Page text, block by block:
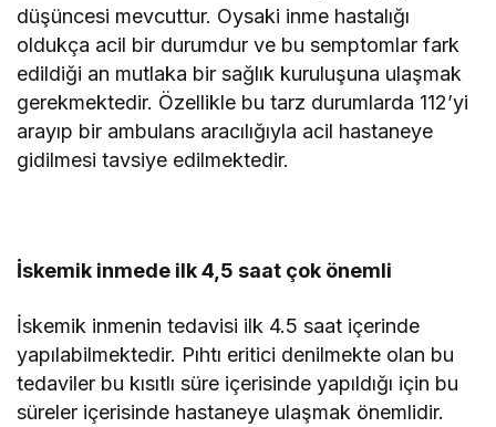
düşüncesi mevcuttur. Oysaki inme hastalığı
oldukça acil bir durumdur ve bu semptomlar fark
edildiği an mutlaka bir sağlık kuruluşuna ulaşmak
gerekmektedir. Özellikle bu tarz durumlarda 112’yi
arayıp bir ambulans aracılığıyla acil hastaneye
gidilmesi tavsiye edilmektedir.
İskemik inmede ilk 4,5 saat çok önemli
İskemik inmenin tedavisi ilk 4.5 saat içerinde
yapılabilmektedir. Pıhtı eritici denilmekte olan bu
tedaviler bu kısıtlı süre içerisinde yapıldığı için bu
süreler içerisinde hastaneye ulaşmak önemlidir.